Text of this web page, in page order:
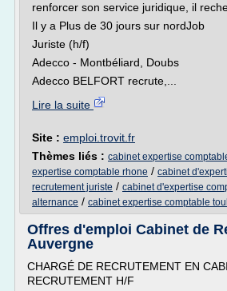
renforcer son service juridique, il
Il y a Plus de 30 jours sur nordJob
Juriste (h/f)
Adecco - Montbéliard, Doubs
Adecco BELFORT recrute,...
Lire la suite
Site : emploi.trovit.fr
Thèmes liés : cabinet expertise
expertise comptable rhone / cabinet
recrutement juriste / cabinet d'expertise
alternance / cabinet expertise comptable
Offres d'emploi Cabinet de
Auvergne
CHARGÉ DE RECRUTEMENT EN
RECRUTEMENT H/F